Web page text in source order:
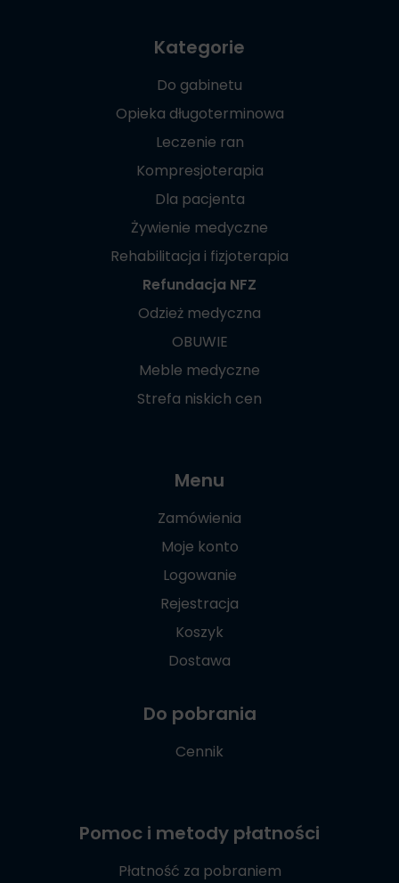
Kategorie
Do gabinetu
Opieka długoterminowa
Leczenie ran
Kompresjoterapia
Dla pacjenta
Żywienie medyczne
Rehabilitacja i fizjoterapia
Refundacja NFZ
Odzież medyczna
OBUWIE
Meble medyczne
Strefa niskich cen
Menu
Zamówienia
Moje konto
Logowanie
Rejestracja
Koszyk
Dostawa
Do pobrania
Cennik
Pomoc i metody płatności
Płatność za pobraniem